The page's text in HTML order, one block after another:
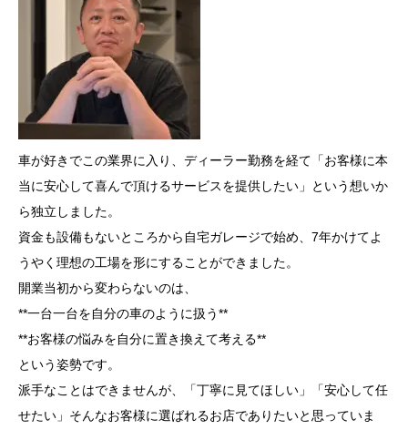
車が好きでこの業界に入り、ディーラー勤務を経て「お客様に本
当に安心して喜んで頂けるサービスを提供したい」という想いか
ら独立しました。
資金も設備もないところから自宅ガレージで始め、7年かけてよ
うやく理想の工場を形にすることができました。
開業当初から変わらないのは、
**一台一台を自分の車のように扱う**
**お客様の悩みを自分に置き換えて考える**
という姿勢です。
派手なことはできませんが、「丁寧に見てほしい」「安心して任
せたい」そんなお客様に選ばれるお店でありたいと思っていま